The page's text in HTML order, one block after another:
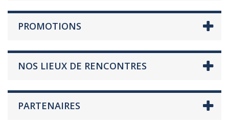
PROMOTIONS
NOS LIEUX DE RENCONTRES
PARTENAIRES